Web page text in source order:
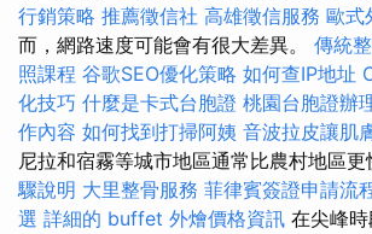
行銷策略 推薦徵信社 高雄徵信服務 歐式
而，網路速度可能會有很大差異。 傳統
照課程 谷歌SEO優化策略 如何查IP地址
化技巧 什麼是卡式台胞證 桃園台胞證辦
作內容 如何找到打掃阿姨 音波拉皮讓肌
尼拉和宿霧等城市地區通常比農村地區更
驟說明 大里整骨服務 菲律賓簽證申請流
選 詳細的 buffet 外燴價格資訊 在尖峰